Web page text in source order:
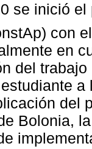
se inició el
con
en
del
del
Bolonia,